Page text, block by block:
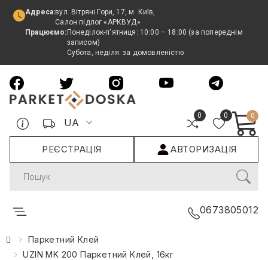
Адреса:вул. Вітряні Гори, 17, м. Київ,
Салон підлог «АРКВУД»
Працюємо: Понеділок-п'ятниця: 10:00 – 18:00 (за попереднім
записом)
Субота, неділя: за домовленістю
UA
0 0 0
РЕЄСТРАЦІЯ АВТОРИЗАЦІЯ
Search
0673805012
Паркетний Клей
UZIN MK 200 Паркетний Клей, 16кг